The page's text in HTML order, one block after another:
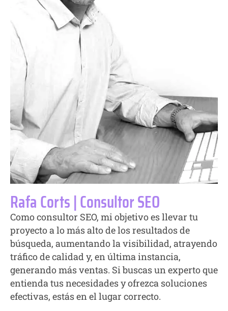
Rafa Corts | Consultor SEO
Como consultor SEO, mi objetivo es llevar tu
proyecto a lo más alto de los resultados de
búsqueda, aumentando la visibilidad, atrayendo
tráfico de calidad y, en última instancia,
generando más ventas. Si buscas un experto que
entienda tus necesidades y ofrezca soluciones
efectivas, estás en el lugar correcto.